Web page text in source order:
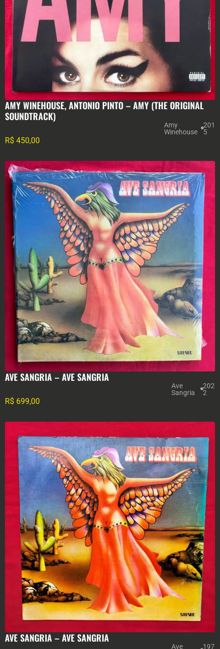
AMY WINEHOUSE, ANTONIO PINTO – AMY (THE ORIGINAL
SOUNDTRACK)
Amy
Winehouse
201
5
R$ 450,00
AVE SANGRIA – AVE SANGRIA
Ave
Sangria
202
2
R$ 699,00
AVE SANGRIA – AVE SANGRIA
Ave 197